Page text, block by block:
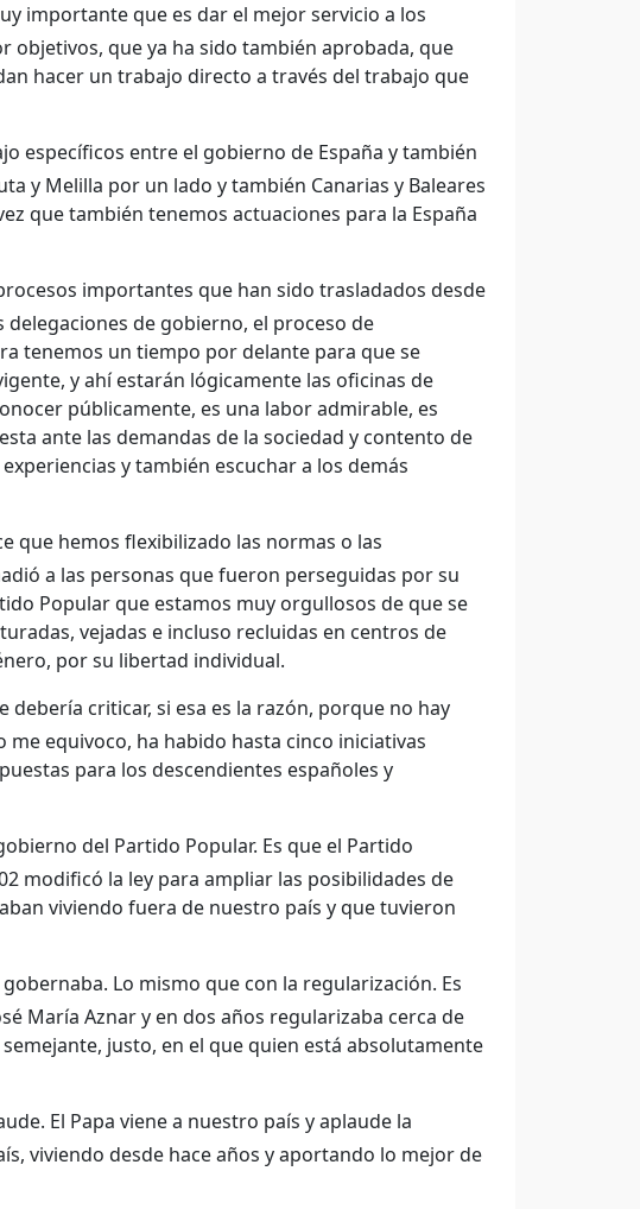
importante que es dar el mejor servicio a los
objetivos, que ya ha sido también aprobada, que
hacer un trabajo directo a través del trabajo que
específicos entre el gobierno de España y también
y Melilla por un lado y también Canarias y Baleares
que también tenemos actuaciones para la España
importantes que han sido trasladados desde
de gobierno, el proceso de
tenemos un tiempo por delante para que se
y ahí estarán lógicamente las oficinas de
públicamente, es una labor admirable, es
ante las demandas de la sociedad y contento de
y también escuchar a los demás
que hemos flexibilizado las normas o las
a las personas que fueron perseguidas por su
Popular que estamos muy orgullosos de que se
vejadas e incluso recluidas en centros de
por su libertad individual.
criticar, si esa es la razón, porque no hay
me equivoco, ha habido hasta cinco iniciativas
para los descendientes españoles y
del Partido Popular. Es que el Partido
modificó la ley para ampliar las posibilidades de
viviendo fuera de nuestro país y que tuvieron
Lo mismo que con la regularización. Es
María Aznar y en dos años regularizaba cerca de
justo, en el que quien está absolutamente
El Papa viene a nuestro país y aplaude la
viviendo desde hace años y aportando lo mejor de